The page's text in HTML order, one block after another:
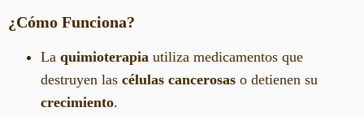
¿Cómo Funciona?
La quimioterapia utiliza medicamentos que
destruyen las células cancerosas o detienen su
crecimiento.